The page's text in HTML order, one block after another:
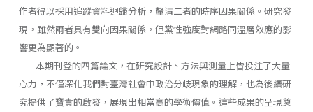
作者得以採用追蹤資料迴歸分析，釐清二者的時序因果關係。研究發
現，雖然兩者具有雙向因果關係，但黨性強度對網路同溫層效應的影
響更為顯著的。
本期刊登的四篇論文，在研究設計、方法與測量上皆投注了大量
心力，不僅深化我們對臺灣社會中政治分歧現象的理解，也為後續研
究提供了寶貴的啟發，展現出相當高的學術價值。這些成果的呈現奠